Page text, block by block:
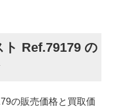
Ref.79179 の
の販売価格と買取価